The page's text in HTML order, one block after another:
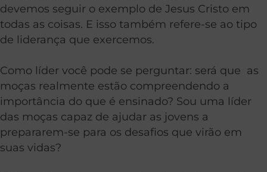
devemos seguir o exemplo de Jesus Cristo em
todas as coisas. E isso também refere-se ao tipo
de liderança que exercemos.
Como líder você pode se perguntar: será que as
moças realmente estão compreendendo a
importância do que é ensinado? Sou uma líder
das moças capaz de ajudar as jovens a
prepararem-se para os desafios que virão em
suas vidas?